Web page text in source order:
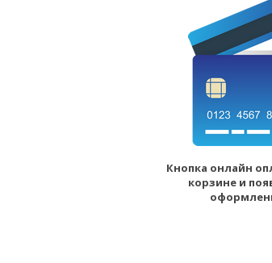
Кнопка онлайн
корзине и